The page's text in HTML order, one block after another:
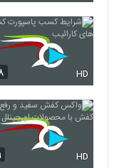
HD
HD